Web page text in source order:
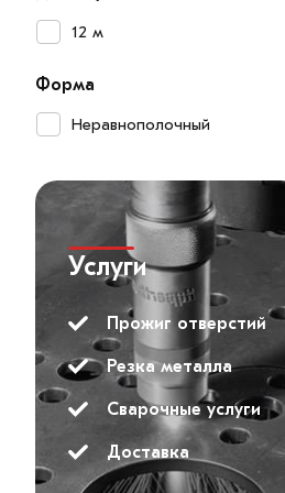
12 м
Форма
Неравнополочный
Услуги
Прожиг отверстий
Резка металла
Сварочные услуги
Доставка